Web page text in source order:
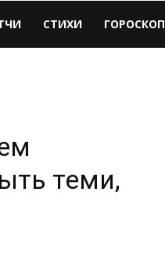
СТИХИ ГОРОСКОП
теми,